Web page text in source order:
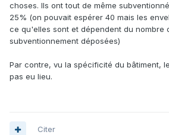
choses. Ils ont tout de même
25% (on pouvait espérer 40 mais les
ce qu'elles sont et dépendent du nombre
subventionnement déposées)
Par contre, vu la spécificité du bâtiment,
pas eu lieu.
Citer